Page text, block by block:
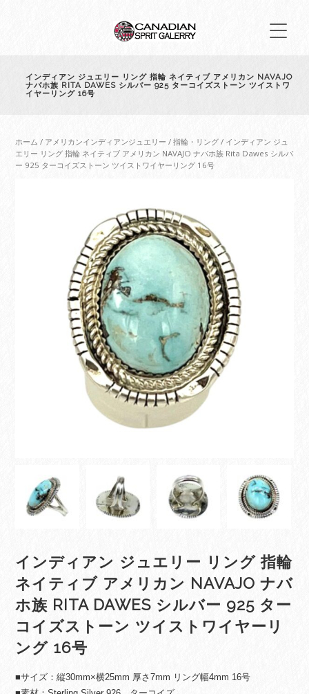
インディアン ジュエリー リング 指輪 ネイティブ アメリカン NAVAJO
ナバホ族 RITA DAWES シルバー 925 ターコイズストーン ツイストワ
イヤーリング 16号
ホーム / アメリカンインディアンジュエリー /指輪・リング / インディアン ジュ
エリー リング 指輪 ネイティブ アメリカン NAVAJO ナバホ族 Rita Dawes シルバ
ー 925 ターコイズストーン ツイストワイヤーリング 16号
インディアン ジュエリー リング 指輪
ネイティブ アメリカン NAVAJO ナバ
ホ族 RITA DAWES シルバー 925 ター
コイズストーン ツイストワイヤーリ
ング 16号
■サイズ：縦30mm×横25mm 厚さ7mm リング幅4mm 16号